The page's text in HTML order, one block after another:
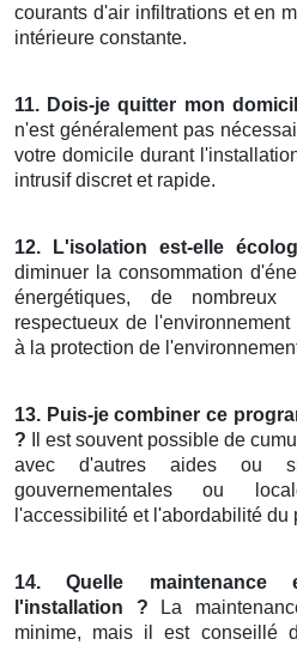
courants d'air infiltrations et en
intérieure constante.
11. Dois-je quitter mon
n'est généralement pas
votre domicile durant
intrusif discret et rapide.
12. L'isolation est-elle
diminuer la consommation
énergétiques, de nombreux
respectueux de
à la protection de
13. Puis-je combiner ce
? Il est souvent possible de
avec d'autres aides ou
gouvernementales ou
l'accessibilité et l'abordabilité du
14. Quelle maintenance
l'installation ? La
minime, mais il est conseillé